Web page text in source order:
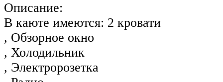
Описание:
В каюте имеются: 2 кровати
, Обзорное окно
, Холодильник
, Электророзетка